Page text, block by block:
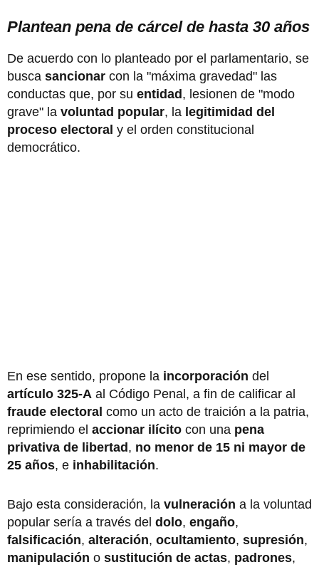
Plantean pena de cárcel de hasta 30 años
De acuerdo con lo planteado por el parlamentario, se
busca sancionar con la "máxima gravedad" las
conductas que, por su entidad, lesionen de "modo
grave" la voluntad popular, la legitimidad del
proceso electoral y el orden constitucional
democrático.
En ese sentido, propone la incorporación del
artículo 325-A al Código Penal, a fin de calificar al
fraude electoral como un acto de traición a la patria,
reprimiendo el accionar ilícito con una pena
privativa de libertad, no menor de 15 ni mayor de
25 años, e inhabilitación.
Bajo esta consideración, la vulneración a la voluntad
popular sería a través del dolo, engaño,
falsificación, alteración, ocultamiento, supresión,
manipulación o sustitución de actas, padrones,